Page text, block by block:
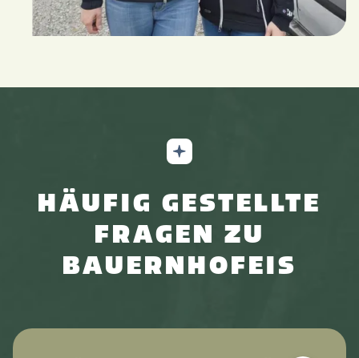
HÄUFIG GESTELLTE
FRAGEN ZU
BAUERNHOFEIS